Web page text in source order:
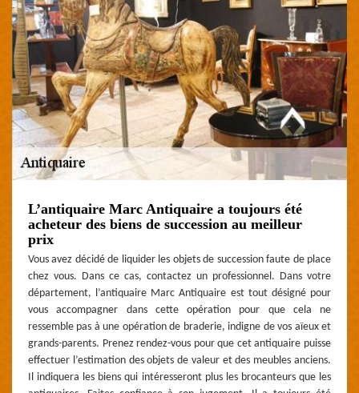
L’antiquaire Marc Antiquaire a toujours été
acheteur des biens de succession au meilleur
prix
Vous avez décidé de liquider les objets de succession faute de place
chez vous. Dans ce cas, contactez un professionnel. Dans votre
département, l’antiquaire Marc Antiquaire est tout désigné pour
vous accompagner dans cette opération pour que cela ne
ressemble pas à une opération de braderie, indigne de vos aïeux et
grands-parents. Prenez rendez-vous pour que cet antiquaire puisse
effectuer l’estimation des objets de valeur et des meubles anciens.
Il indiquera les biens qui intéresseront plus les brocanteurs que les